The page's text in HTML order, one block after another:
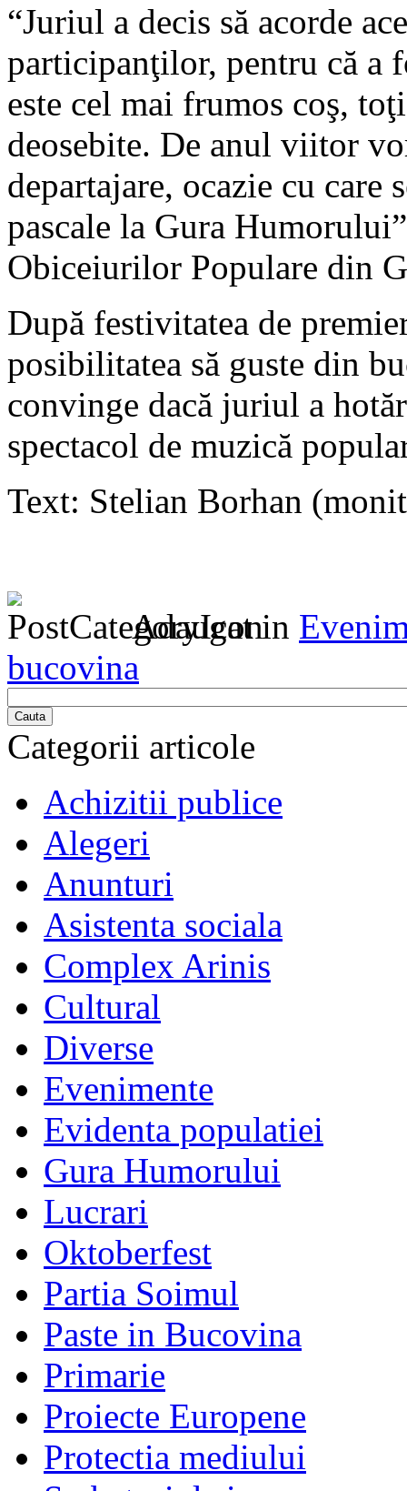
“Juriul a decis să acorde
participanţilor, pentru că a
este cel mai frumos coş,
deosebite. De anul viitor
departajare, ocazie cu
pascale la Gura
Obiceiurilor Populare din
După festivitatea de
posibilitatea să guste din
convinge dacă juriul a
spectacol de muzică
Text: Stelian Borhan
Adaugat in
bucovina
Cauta
Categorii articole
Achizitii publice
Alegeri
Anunturi
Asistenta sociala
Complex Arinis
Cultural
Diverse
Evenimente
Evidenta populatiei
Gura Humorului
Lucrari
Oktoberfest
Partia Soimul
Paste in Bucovina
Primarie
Proiecte Europene
Protectia mediului